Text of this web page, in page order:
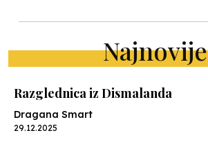
Najnovije
Razglednica iz Dismalanda
Dragana Smart
29.12.2025